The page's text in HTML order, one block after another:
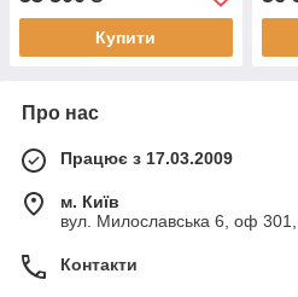
Купити
Про нас
Працює з 17.03.2009
м. Київ
вул. Милославська 6, оф 301,
Контакти